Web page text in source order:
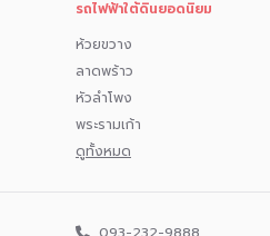
รถไฟฟ้าใต้ดินยอดนิยม
ห้วยขวาง
ลาดพร้าว
หัวลำโพง
พระรามเก้า
ดูทั้งหมด